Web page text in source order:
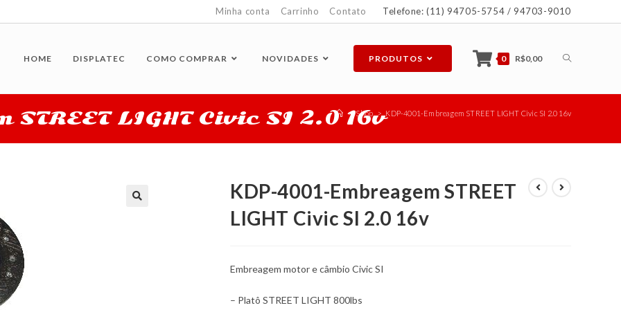
Minha conta Carrinho Contato Telefone: (11) 94705-5754 / 94703-9010
HOME DISPLATEC COMO COMPRAR NOVIDADES PRODUTOS 0 R$0,00
STREET LIGHT Civic SI 2.0 16v
> Shop > KDP-4001-Embreagem STREET LIGHT Civic SI 2.0 16v
KDP-4001-Embreagem STREET
LIGHT Civic SI 2.0 16v
Embreagem motor e câmbio Civic SI
– Platô STREET LIGHT 800lbs